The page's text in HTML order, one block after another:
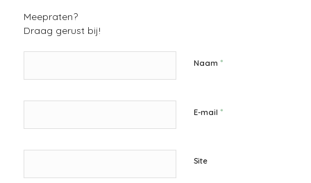
Meepraten?
Draag gerust bij!
Naam *
E-mail *
Site